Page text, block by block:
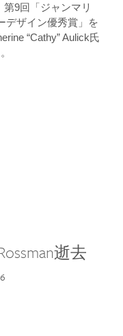
9回「ジャンマリ
デザイン優秀賞」を
“Cathy” Aulick氏
逝去